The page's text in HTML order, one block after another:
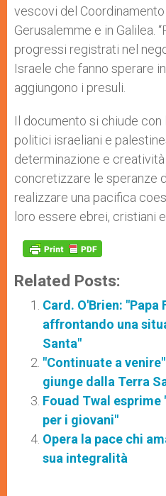
vescovi del Coordinamento
Gerusalemme e in Galilea.
progressi registrati nel
Israele che fanno sperare
aggiungono i presuli.
Il documento si chiude con
politici israeliani e
determinazione e
concretizzare le speranze
realizzare una pacifica
loro essere ebrei, cristiani e
Related Posts:
Card. O'Brien: "Papa
affrontando una
Santa"
"Continuate a
giunge dalla Terra
Fouad Twal
per i giovani"
Opera la pace chi
sua integralità